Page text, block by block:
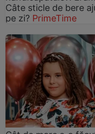
Câte sticle de bere
pe zi? PrimeTime